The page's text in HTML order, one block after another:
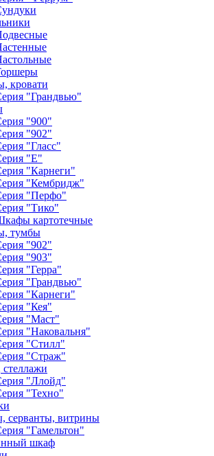
кровати
"Грандвью"
"900"
"902"
"Гласс"
"Е"
"Карнеги"
"Кембридж"
"Перфо"
"Тико"
картотечные
тумбы
"902"
"903"
"Герра"
"Грандвью"
"Карнеги"
"Кея"
"Маст"
"Наковальня"
"Стилл"
"Страж"
"Ллойд"
"Техно"
серванты, витрины
"Гамельтон"
шкаф